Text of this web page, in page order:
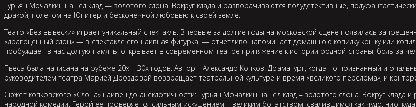
Гурьян Мочалкин нашел клад — золотого слона. Вокруг клада и разворачиваются полудетективные,
дракой, полетом на Юпитер и бесконечной любовью к своей земле.
Театр «Без вывески» играет уникальный спектакль. Впервые за долгие годы на московской сцене появилась
«драгоценный слон» — в спектакле его наивная фигурка, — отчетливо напоминает домашнюю копилку кошку или
пробуждает в нас долгую память, открывает в современном театре притяжение к истории родной страны, боль за
Пьеса была написана на рубеже 20х – 30х годов. Автор – Александр Копков. Драматург, когда-то признанный и
руководителем театра Марией Дроздовой возвращает театральной культуре и время «великого перелома», и
Сюжет копковского «Слона» наивен до анекдотичности: Гурьян Мочалкин нашел клад – золотого слона. Вокруг клада
народной комедии. Герой ее проверяется сильным искушением – великим богатством, свалившимся как чудо,